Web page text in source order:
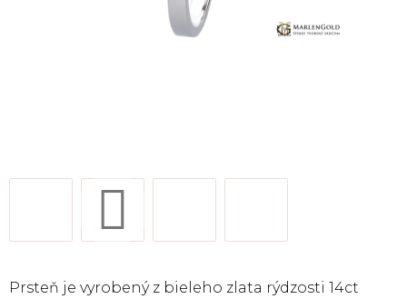
Prsteň je vyrobený z bieleho zlata rýdzosti 14ct